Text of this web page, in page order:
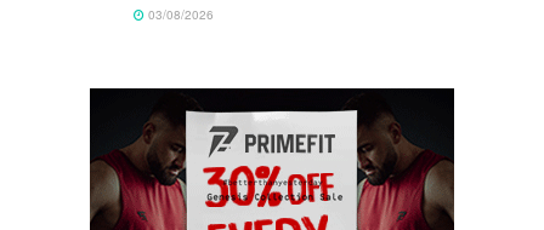
03/08/2026